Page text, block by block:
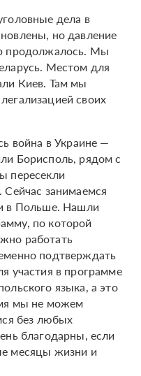
дела в
но давление
продолжалось. Мы
Местом для
Киев. Там мы
своих
война в Украине —
Борисполь, рядом с
пересекли
занимаемся
в Польше. Нашли
по которой
работать
подтверждать
участия в программе
языка, а это
мы не можем
без любых
благодарны, если
месяцы жизни и